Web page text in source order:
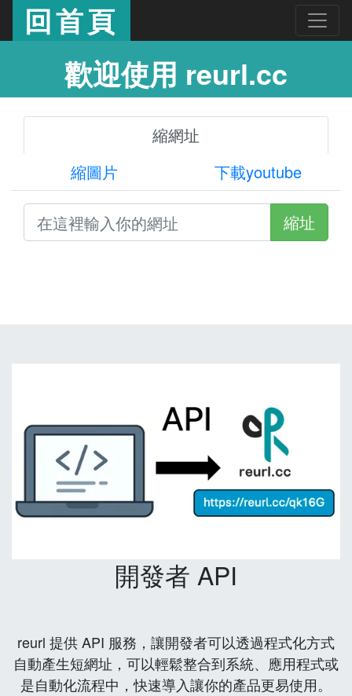
回首頁
歡迎使用 reurl.cc
縮網址
縮圖片
下載youtube
縮址
開發者 API
reurl 提供 API 服務，讓開發者可以透過程式化方式
自動產生短網址，可以輕鬆整合到系統、應用程式或
是自動化流程中，快速導入讓你的產品更易使用。